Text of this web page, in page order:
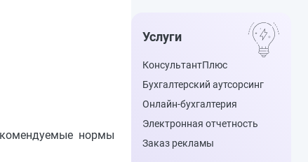
нормы
Услуги
КонсультантПлюс
Бухгалтерский аутсорсинг
Онлайн-бухгалтерия
Электронная отчетность
Заказ рекламы